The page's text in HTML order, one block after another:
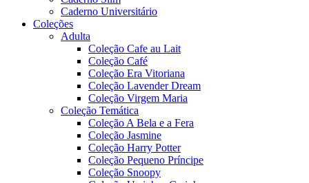
Caderno Universitário
Coleções
Adulta
Coleção Cafe au Lait
Coleção Café
Coleção Era Vitoriana
Coleção Lavender Dream
Coleção Virgem Maria
Coleção Temática
Coleção A Bela e a Fera
Coleção Jasmine
Coleção Harry Potter
Coleção Pequeno Príncipe
Coleção Snoopy